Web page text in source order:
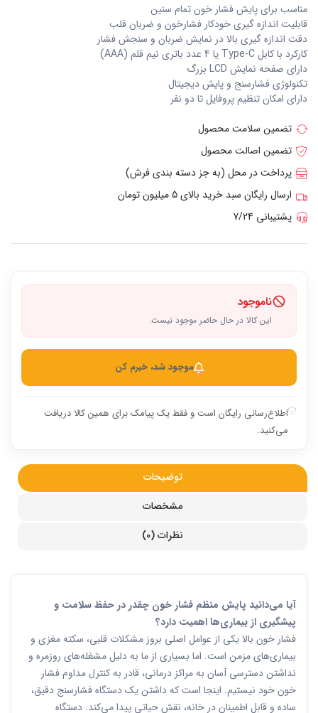
مناسب برای پایش فشار خون تمام سنین
قابلیت اندازه گیری خودکار فشارخون و ضربان قلب
دقت اندازه گیری بالا در نمایش ضربان و سنجش فشار
کارکرد با کابل Type-C یا 4 عدد باتری نیم قلم (AAA)
دارای صفحه نمایش LCD بزرگ
تکنولوژی فشارسنج و پایش دیجیتال
دارای امکان تنظیم پروفایل تا دو نفر
تضمین سلامت محصول
تضمین اصالت محصول
پرداخت در محل (به جز دسته بندی فرش)
ارسال رایگان سبد خرید بالای 5 میلیون تومان
پشتیبانی 7/24
ناموجود
این کالا در حال حاضر موجود نیست.
موجود شد، خبرم کن
اطلاع‌رسانی رایگان است و فقط یک پیامک برای همین کالا دریافت
می‌کنید.
توضیحات
مشخصات
نظرات (0)
آیا می‌دانید پایش منظم فشار خون چقدر در حفظ سلامت و
پیشگیری از بیماری‌ها اهمیت دارد؟
فشار خون بالا یکی از عوامل اصلی بروز مشکلات قلبی، سکته مغزی و
بیماری‌های مزمن است. اما بسیاری از ما به دلیل مشغله‌های روزمره و
نداشتن دسترسی آسان به مراکز درمانی، قادر به کنترل مداوم فشار
خون خود نیستیم. اینجا است که داشتن یک دستگاه فشارسنج دقیق،
ساده و قابل اطمینان در خانه، نقش حیاتی پیدا می‌کند. دستگاه